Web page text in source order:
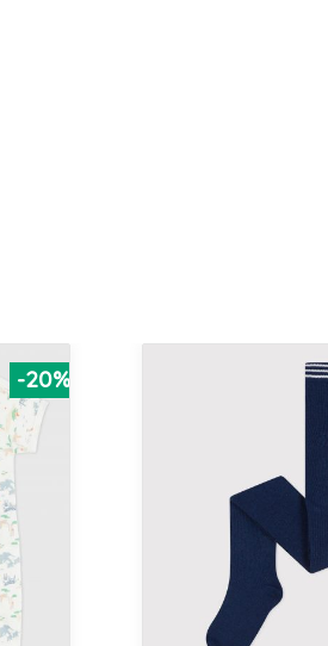
-20%